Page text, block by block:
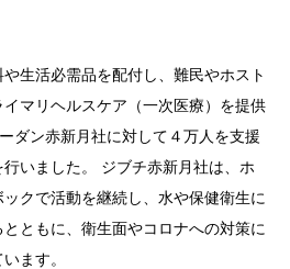
生活必需品を配付し、難民やホスト
マリヘルスケア（一次医療）を提供
ダン赤新月社に対して４万人を支援
いました。 ジブチ赤新月社は、ホ
クで活動を継続し、水や保健衛生に
ともに、衛生面やコロナへの対策に
ます。